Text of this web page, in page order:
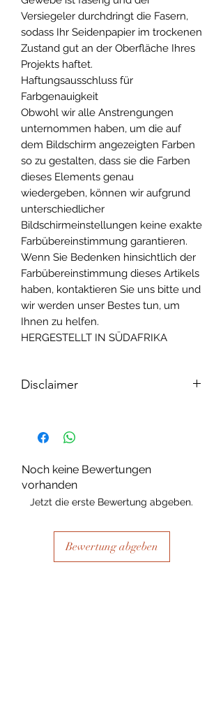
Versiegeler durchdringt die Fasern,
sodass Ihr Seidenpapier im trockenen
Zustand gut an der Oberfläche Ihres
Projekts haftet.
Haftungsausschluss für
Farbgenauigkeit
Obwohl wir alle Anstrengungen
unternommen haben, um die auf
dem Bildschirm angezeigten Farben
so zu gestalten, dass sie die Farben
dieses Elements genau
wiedergeben, können wir aufgrund
unterschiedlicher
Bildschirmeinstellungen keine exakte
Farbübereinstimmung garantieren.
Wenn Sie Bedenken hinsichtlich der
Farbübereinstimmung dieses Artikels
haben, kontaktieren Sie uns bitte und
wir werden unser Bestes tun, um
Ihnen zu helfen.
HERGESTELLT IN SÜDAFRIKA
Disclaimer
substance Grys Textured Decoupage
paper is printed on and the use of
process there may be slight colour and
size variations.
Noch keine Bewertungen
vorhanden
Jetzt die erste Bewertung abgeben.
Bewertung abgeben